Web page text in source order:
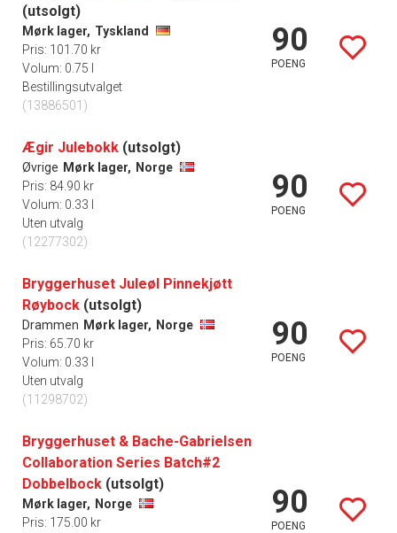
(utsolgt)
Mørk lager, Tyskland
Pris: 101.70 kr
Volum: 0.75 l
Bestillingsutvalget
(13886501)
90
POENG
Ægir Julebokk (utsolgt)
Øvrige Mørk lager, Norge
Pris: 84.90 kr
Volum: 0.33 l
Uten utvalg
(12277302)
90
POENG
Bryggerhuset Juleøl Pinnekjøtt
Røybock (utsolgt)
Drammen Mørk lager, Norge
Pris: 65.70 kr
Volum: 0.33 l
Uten utvalg
(11298702)
90
POENG
Bryggerhuset & Bache-Gabrielsen
Collaboration Series Batch#2
Dobbelbock (utsolgt)
Mørk lager, Norge
Pris: 175.00 kr
90
POENG